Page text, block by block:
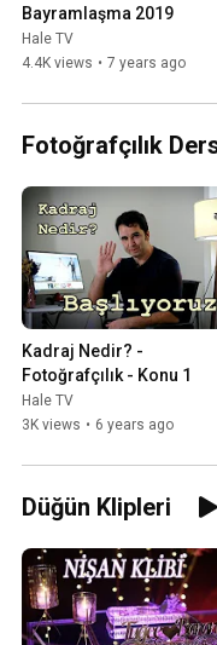
Bayramlaşma 2019
Hale TV
4.4K views • 7 years ago
Fotoğrafçılık
Kadraj Nedir? -
Fotoğrafçılık - Konu 1
Hale TV
3K views • 6 years ago
Düğün Klipleri